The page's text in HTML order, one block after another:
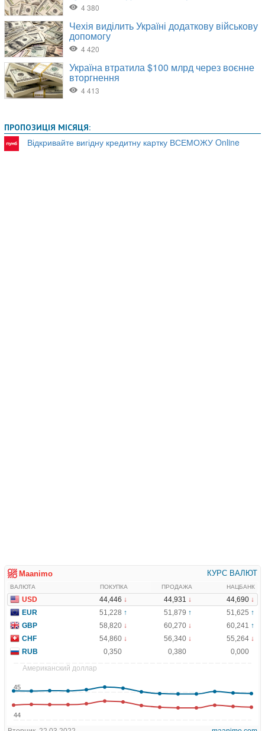
ПРОПОЗИЦІЯ МІСЯЦЯ:
Відкривайте вигідну кредитну картку ВСЕМОЖУ Online